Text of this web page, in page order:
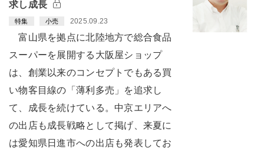
求し成長
特集 小売 2025.09.23
富山県を拠点に北陸地方で総合食品
スーパーを展開する大阪屋ショップ
は、創業以来のコンセプトでもある買
い物客目線の「薄利多売」を追求し
て、成長を続けている。中京エリアへ
の出店も成長戦略として掲げ、来夏に
は愛知県日進市への出店も発表してお